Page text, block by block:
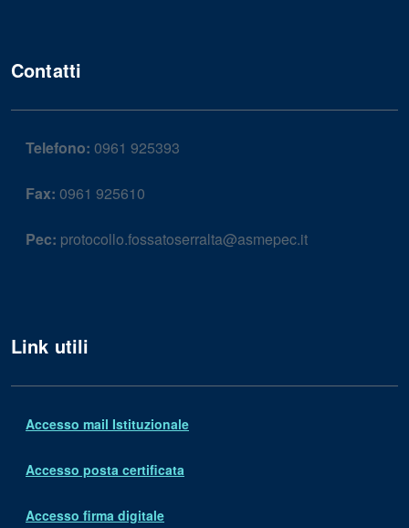
Contatti
Telefono: 0961 925393
Fax: 0961 925610
Pec: protocollo.fossatoserralta@asmepec.it
Link utili
Accesso mail Istituzionale
Accesso posta certificata
Accesso firma digitale